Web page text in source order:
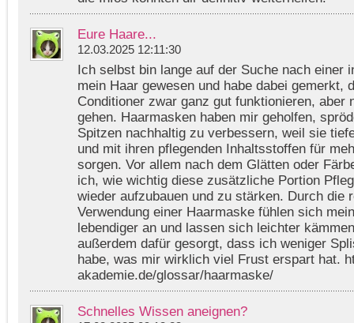
Eure Haare...
12.03.2025 12:11:30
Ich selbst bin lange auf der Suche nach einer
mein Haar gewesen und habe dabei gemerkt,
Conditioner zwar ganz gut funktionieren, aber
gehen. Haarmasken haben mir geholfen,
Spitzen nachhaltig zu verbessern, weil sie
und mit ihren pflegenden Inhaltsstoffen für
sorgen. Vor allem nach dem Glätten oder
ich, wie wichtig diese zusätzliche Portion
wieder aufzubauen und zu stärken. Durch die
Verwendung einer Haarmaske fühlen sich
lebendiger an und lassen sich leichter
außerdem dafür gesorgt, dass ich weniger
habe, was mir wirklich viel Frust erspart hat.
akademie.de/glossar/haarmaske/
Schnelles Wissen aneignen?